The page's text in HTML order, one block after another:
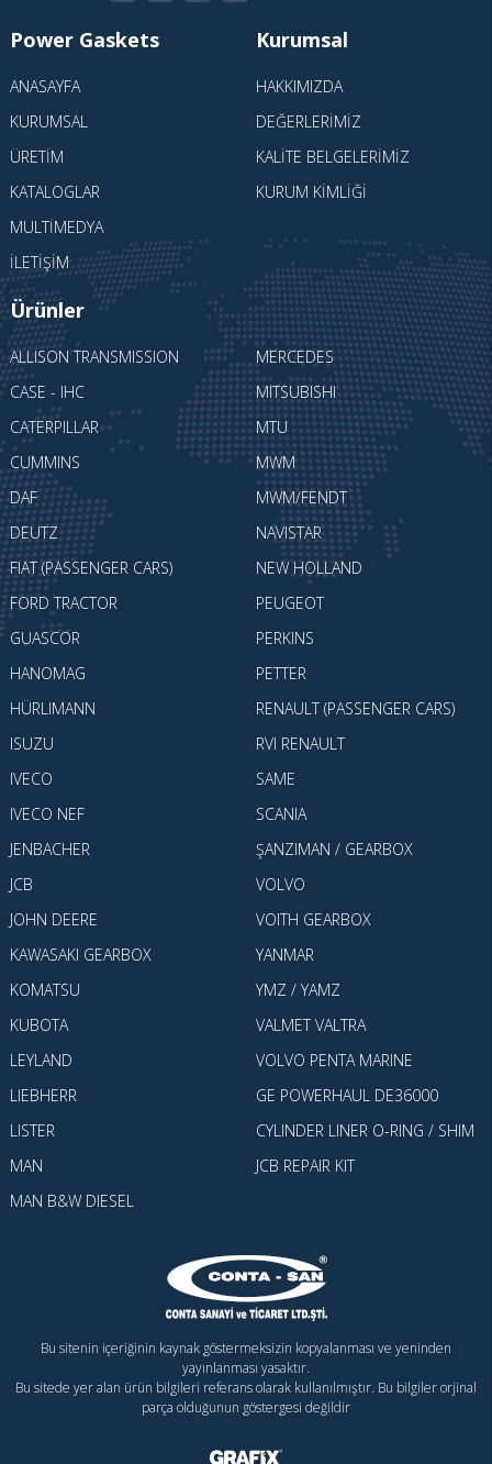
Power Gaskets
ANASAYFA
KURUMSAL
ÜRETIM
KATALOGLAR
MULTIMEDYA
İLETIŞIM
Kurumsal
HAKKIMIZDA
DEĞERLERIMIZ
KALITE BELGELERIMIZ
KURUM KIMLIĞI
Ürünler
ALLISON TRANSMISSION
CASE - IHC
CATERPILLAR
CUMMINS
DAF
DEUTZ
FIAT (PASSENGER CARS)
FORD TRACTOR
GUASCOR
HANOMAG
HÜRLIMANN
ISUZU
IVECO
IVECO NEF
JENBACHER
JCB
JOHN DEERE
KAWASAKI GEARBOX
KOMATSU
KUBOTA
LEYLAND
LIEBHERR
LISTER
MAN
MAN B&W DIESEL
MERCEDES
MITSUBISHI
MTU
MWM
MWM/FENDT
NAVISTAR
NEW HOLLAND
PEUGEOT
PERKINS
PETTER
RENAULT (PASSENGER CARS)
RVI RENAULT
SAME
SCANIA
ŞANZIMAN / GEARBOX
VOLVO
VOITH GEARBOX
YANMAR
YMZ / YAMZ
VALMET VALTRA
VOLVO PENTA MARINE
GE POWERHAUL DE36000
CYLINDER LINER O-RING / SHIM
JCB REPAIR KIT
Bu sitenin içeriğinin kaynak göstermeksizin kopyalanması ve yeninden
yayınlanması yasaktır.
Bu sitede yer alan ürün bilgileri referans olarak kullanılmıştır. Bu bilgiler orjinal
parça olduğunun göstergesi değildir
Konya Web Tasarım